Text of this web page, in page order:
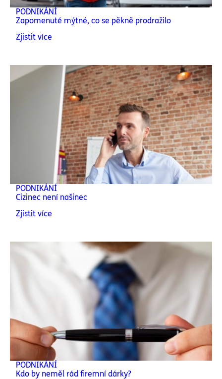
PODNIKÁNÍ
Zapomenuté mýtné, co se pěkně prodražilo
Zjistit více
PODNIKÁNÍ
Cizinec není našinec
Zjistit více
PODNIKÁNÍ
Kdo by neměl rád firemní dárky?